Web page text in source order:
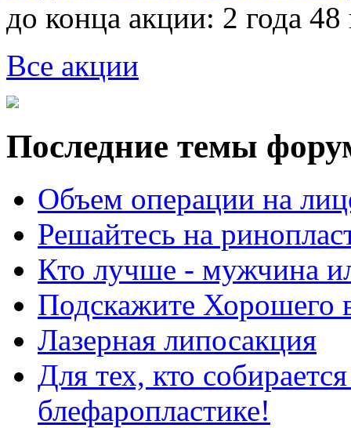
до конца акции: 2 года 48
Все акции
Последние темы
Объем операции на
Решайтесь на
Кто лучше - мужчина
Подскажите Хорошего
Лазерная липосакция
Для тех, кто
блефаропластике!